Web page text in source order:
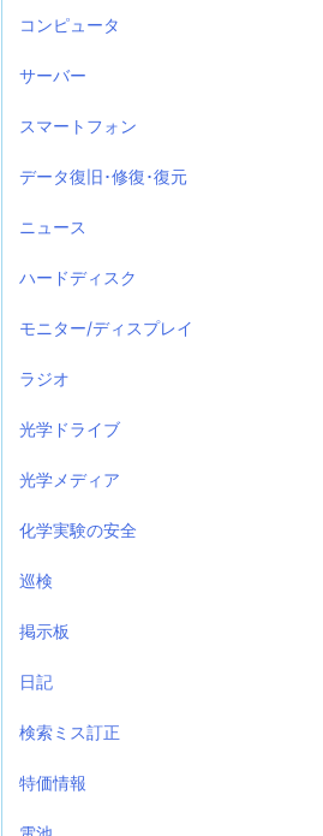
コンピュータ
サーバー
スマートフォン
データ復旧･修復･復元
ニュース
ハードディスク
モニター/ディスプレイ
ラジオ
光学ドライブ
光学メディア
化学実験の安全
巡検
掲示板
日記
検索ミス訂正
特価情報